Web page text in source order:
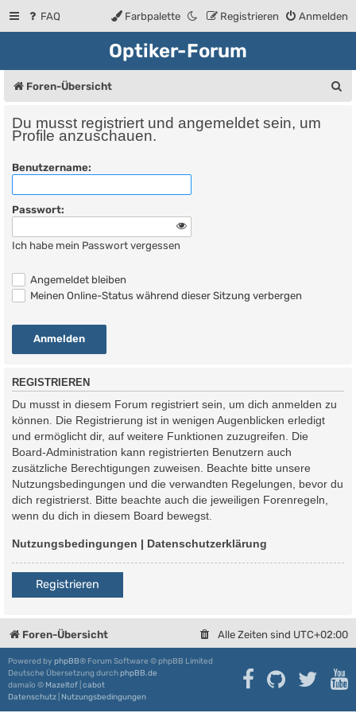
FAQ Anmelden
Registrieren
Farbpalette
Optiker-Forum
Foren-Übersicht
Du musst registriert und angemeldet sein, um
Profile anzuschauen.
Benutzername:
Passwort:
Ich habe mein Passwort vergessen
Angemeldet bleiben
Meinen Online-Status während dieser Sitzung verbergen
REGISTRIEREN
Du musst in diesem Forum registriert sein, um dich anmelden zu
können. Die Registrierung ist in wenigen Augenblicken erledigt
und ermöglicht dir, auf weitere Funktionen zuzugreifen. Die
Board-Administration kann registrierten Benutzern auch
zusätzliche Berechtigungen zuweisen. Beachte bitte unsere
Nutzungsbedingungen und die verwandten Regelungen, bevor du
dich registrierst. Bitte beachte auch die jeweiligen Forenregeln,
wenn du dich in diesem Board bewegst.
Nutzungsbedingungen | Datenschutzerklärung
Registrieren
Foren-Übersicht Alle Zeiten sind UTC+02:00
Powered by phpBB® Forum Software © phpBB Limited
Deutsche Übersetzung durchphpBB.de
damaïo © Mazeltof cabot
Datenschutz Nutzungsbedingungen